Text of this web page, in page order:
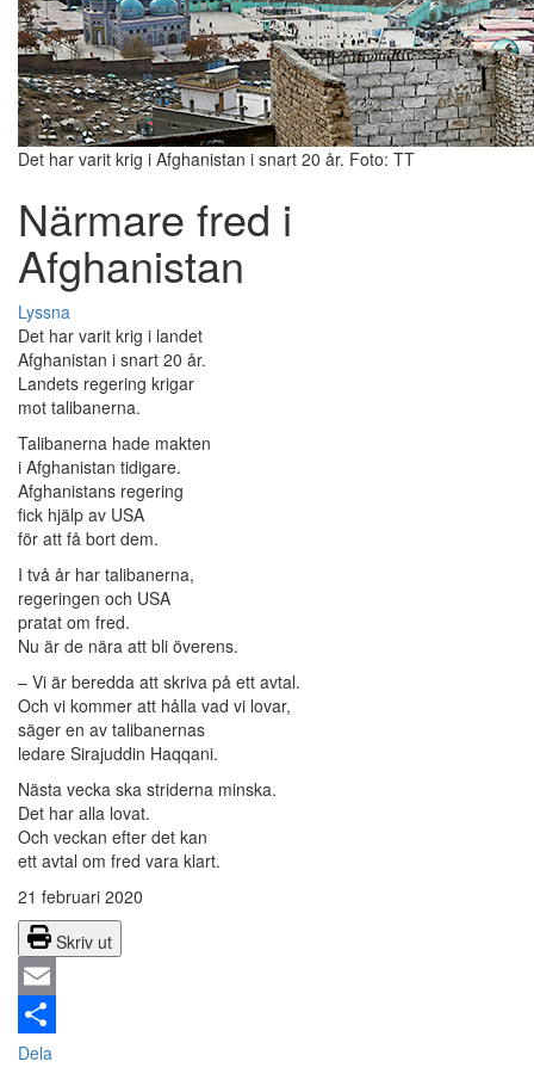
Det har varit krig i Afghanistan i snart 20 år. Foto: TT
Närmare fred i
Afghanistan
Lyssna
Det har varit krig i landet
Afghanistan i snart 20 år.
Landets regering krigar
mot talibanerna.
Talibanerna hade makten
i Afghanistan tidigare.
Afghanistans regering
fick hjälp av USA
för att få bort dem.
I två år har talibanerna,
regeringen och USA
pratat om fred.
Nu är de nära att bli överens.
– Vi är beredda att skriva på ett avtal.
Och vi kommer att hålla vad vi lovar,
säger en av talibanernas
ledare Sirajuddin Haqqani.
Nästa vecka ska striderna minska.
Det har alla lovat.
Och veckan efter det kan
ett avtal om fred vara klart.
21 februari 2020
Skriv ut
Email
Dela